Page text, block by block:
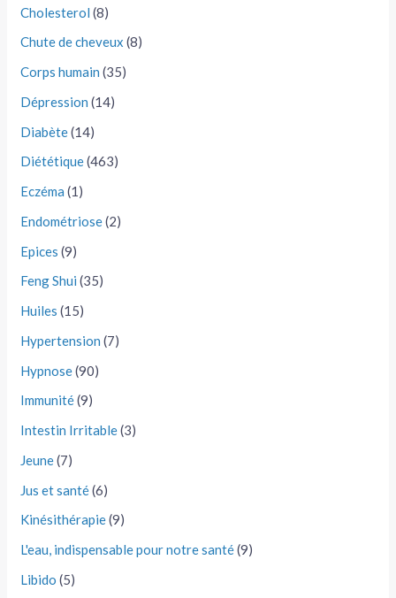
Cholesterol (8)
Chute de cheveux (8)
Corps humain (35)
Dépression (14)
Diabète(14)
Diététique(463)
Eczéma (1)
Endométriose(2)
Epices (9)
Feng Shui (35)
Huiles (15)
Hypertension (7)
Hypnose(90)
Immunité(9)
Intestin Irritable(3)
Jeune(7)
Jus et santé(6)
Kinésithérapie(9)
L'eau, indispensable pour notre santé(9)
Libido (5)